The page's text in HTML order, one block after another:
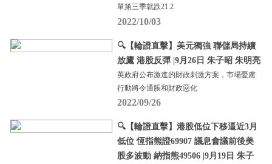
單第三季就跌21.2
2022/10/03
🔍【輪證直擊】美元獨強 聯儲局持續
放鷹 港股反彈 |9月26日 朱子昭 朱明亮
英政府公布激進的財政刺激方案，市場憂慮
行動將令通脹和財政惡化
2022/09/26
🔍【輪證直擊】港股低位下移逼近3月
低位 恆指熊證69907 議息會議前後美
股多波動 納指熊49506 |9月19日 朱子